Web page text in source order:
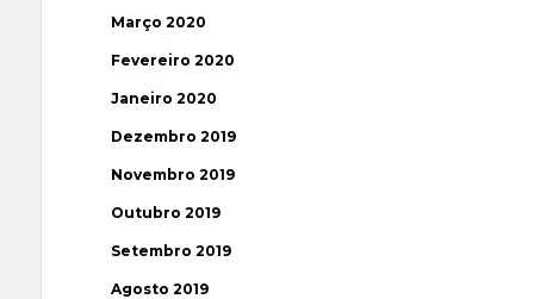
Março 2020
Fevereiro 2020
Janeiro 2020
Dezembro 2019
Novembro 2019
Outubro 2019
Setembro 2019
Agosto 2019